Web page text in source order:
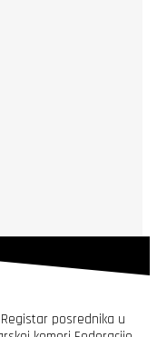
posrednika u